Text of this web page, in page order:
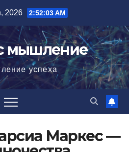
2026 2:52:05 AM
мышление
успеха
Маркес —